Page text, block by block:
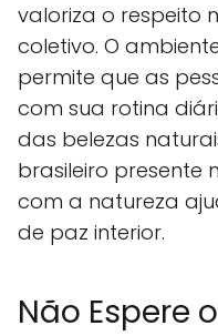
valoriza o respeito
coletivo. O
permite que as
com sua rotina
das belezas
brasileiro presente
com a natureza
de paz interior.
Não Espere